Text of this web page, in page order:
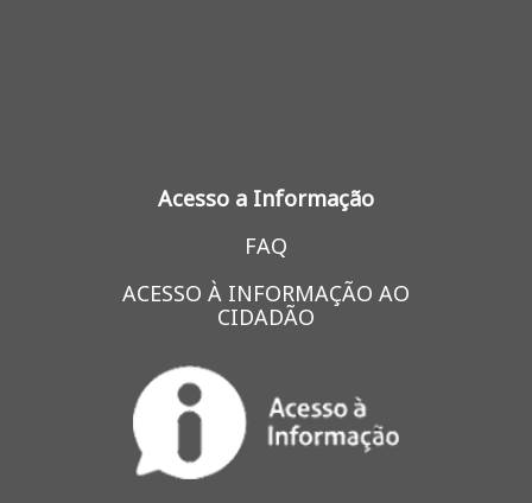
Acesso a Informação
FAQ
ACESSO À INFORMAÇÃO AO
CIDADÃO